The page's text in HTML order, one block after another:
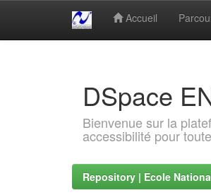
Accueil
DSpace
Bienvenue sur la
accessibilité pour
Repository | Ecole